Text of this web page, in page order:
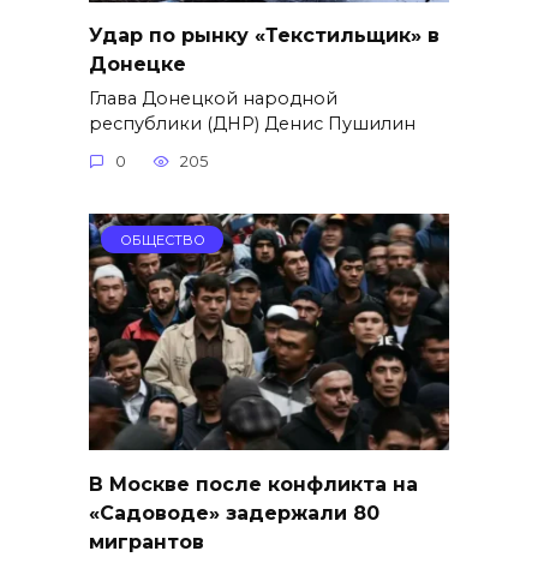
Удар по рынку «Текстильщик» в
Донецке
Глава Донецкой народной
республики (ДНР) Денис Пушилин
0 205
ОБЩЕСТВО
В Москве после конфликта на
«Садоводе» задержали 80
мигрантов